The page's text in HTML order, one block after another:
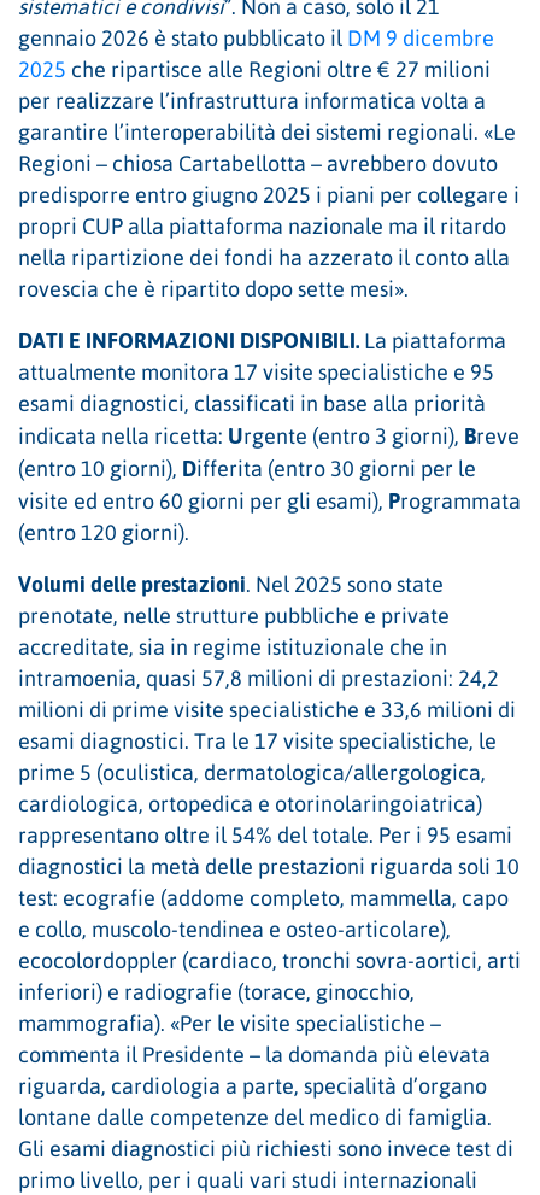
sistematici e condivisi”. Non a caso, solo il 21
gennaio 2026 è stato pubblicato il DM 9 dicembre
2025 che ripartisce alle Regioni oltre € 27 milioni
per realizzare l’infrastruttura informatica volta a
garantire l’interoperabilità dei sistemi regionali. «Le
Regioni – chiosa Cartabellotta – avrebbero dovuto
predisporre entro giugno 2025 i piani per collegare i
propri CUP alla piattaforma nazionale ma il ritardo
nella ripartizione dei fondi ha azzerato il conto alla
rovescia che è ripartito dopo sette mesi».
DATI E INFORMAZIONI DISPONIBILI. La piattaforma
attualmente monitora 17 visite specialistiche e 95
esami diagnostici, classificati in base alla priorità
indicata nella ricetta: Urgente (entro 3 giorni), Breve
(entro 10 giorni), Differita (entro 30 giorni per le
visite ed entro 60 giorni per gli esami), Programmata
(entro 120 giorni).
Volumi delle prestazioni. Nel 2025 sono state
prenotate, nelle strutture pubbliche e private
accreditate, sia in regime istituzionale che in
intramoenia, quasi 57,8 milioni di prestazioni: 24,2
milioni di prime visite specialistiche e 33,6 milioni di
esami diagnostici. Tra le 17 visite specialistiche, le
prime 5 (oculistica, dermatologica/allergologica,
cardiologica, ortopedica e otorinolaringoiatrica)
rappresentano oltre il 54% del totale. Per i 95 esami
diagnostici la metà delle prestazioni riguarda soli 10
test: ecografie (addome completo, mammella, capo
e collo, muscolo-tendinea e osteo-articolare),
ecocolordoppler (cardiaco, tronchi sovra-aortici, arti
inferiori) e radiografie (torace, ginocchio,
mammografia). «Per le visite specialistiche –
commenta il Presidente – la domanda più elevata
riguarda, cardiologia a parte, specialità d’organo
lontane dalle competenze del medico di famiglia.
Gli esami diagnostici più richiesti sono invece test di
primo livello, per i quali vari studi internazionali